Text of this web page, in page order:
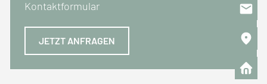
Kontaktformular
JETZT ANFRAGEN